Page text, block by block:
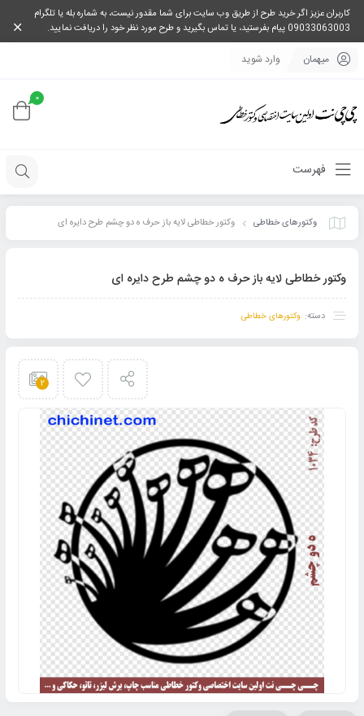
کاربران عزیز اگر خرید طرح از طریق وب سایت برای شما مقدور نیست، به شماره بله یا تلگرام
09033063003 پیام بفرستید، یا تماس بگیرید و طرح مورد نظر خود را دریافت نمایید.
میهمان وارد شوید
0
فهرست
وکتورهای خطاطی وکتور خطاطی لایه باز حرف ه دو چشم طرح دایره ای
وکتور خطاطی لایه باز حرف ه دو چشم طرح دایره ای
دسته: وکتورهای خطاطی
2